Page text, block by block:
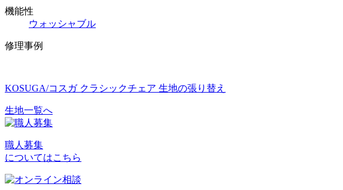
機能性
ウォッシャブル
修理事例
KOSUGA/コスガ クラシックチェア 生地の張り替え
投
ナ
ビ
生地一覧へ
職人募集
についてはこちら